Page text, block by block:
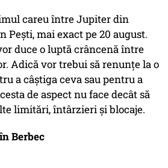
careu între Jupiter din
Pești, mai exact pe 20 august.
duce o luptă crâncenă între
Adică vor trebui să renunțe la o
a câștiga ceva sau pentru a
de aspect nu face decât să
limitări, întârzieri și blocaje.
Berbec